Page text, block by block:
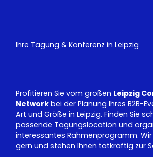
u
b
d
Ihre Tagung & Konferenz in Leipzig
Profitieren Sie vom großen Leipzig
Network bei der Planung Ihres B2B-
Art und Größe in Leipzig. Finden Sie
passende Tagungslocation und
interessantes Rahmenprogramm.
gern und stehen Ihnen tatkräftig zur